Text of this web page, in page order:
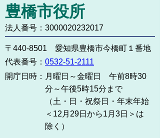
豊橋市役所
法人番号：3000020232017
〒440-8501 愛知県豊橋市今橋町１番地
代表番号： 0532-51-2111
開庁日時： 月曜日～金曜日 午前8時30
分～午後5時15分まで
（土・日・祝祭日・年末年始
＜12月29日から1月3日＞は
除く）